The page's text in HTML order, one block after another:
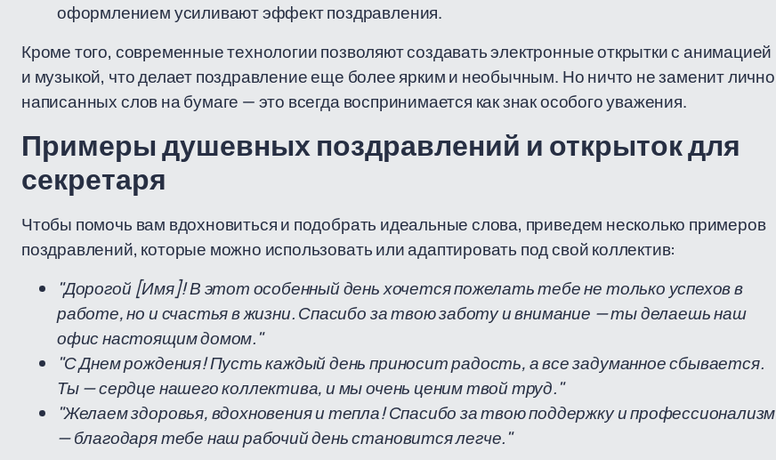
оформлением усиливают эффект поздравления.
Кроме того, современные технологии позволяют создавать электронные открытки с анимацией
и музыкой, что делает поздравление еще более ярким и необычным. Но ничто не заменит лично
написанных слов на бумаге — это всегда воспринимается как знак особого уважения.
Примеры душевных поздравлений и открыток для
секретаря
Чтобы помочь вам вдохновиться и подобрать идеальные слова, приведем несколько примеров
поздравлений, которые можно использовать или адаптировать под свой коллектив:
"Дорогой [Имя]! В этот особенный день хочется пожелать тебе не только успехов в
работе, но и счастья в жизни. Спасибо за твою заботу и внимание — ты делаешь наш
офис настоящим домом."
"С Днем рождения! Пусть каждый день приносит радость, а все задуманное сбывается.
Ты — сердце нашего коллектива, и мы очень ценим твой труд."
"Желаем здоровья, вдохновения и тепла! Спасибо за твою поддержку и профессионализм
— благодаря тебе наш рабочий день становится легче."